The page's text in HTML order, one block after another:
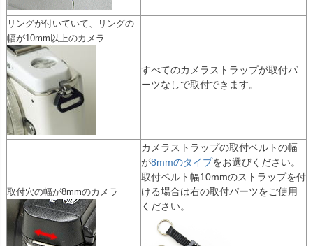
リングが付いていて、リングの
幅が10mm以上のカメラ
すべてのカメラストラップが取付パ
ーツなしで取付できます。
取付穴の幅が8mmのカメラ
カメラストラップの取付ベルトの幅
が8mmのタイプをお選びください。
取付ベルト幅10mmのストラップを付
ける場合は右の取付パーツをご使用
ください。